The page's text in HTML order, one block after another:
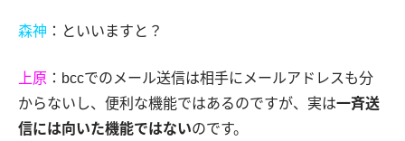
森神 ：といいますと？
上原 ：bccでのメール送信は相手にメールアドレスも分
からないし、便利な機能ではあるのですが、実は一斉送
信には向いた機能ではないのです。